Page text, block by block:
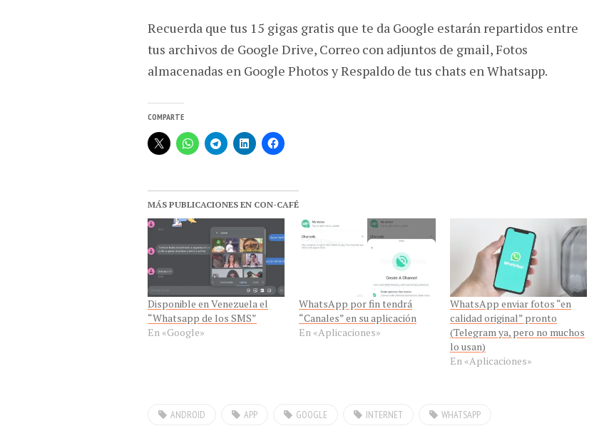
Recuerda que tus 15 gigas gratis que te da Google estarán repartidos entre
tus archivos de Google Drive, Correo con adjuntos de gmail, Fotos
almacenadas en Google Photos y Respaldo de tus chats en Whatsapp.
COMPARTE
MÁS PUBLICACIONES EN CON-CAFÉ
Disponible en Venezuela el
“Whatsapp de los SMS”
En «Google»
WhatsApp por fin tendrá
“Canales” en su aplicación
En «Aplicaciones»
WhatsApp enviar fotos “en
calidad original” pronto
(Telegram ya, pero no muchos
lo usan)
En «Aplicaciones»
ANDROID APP GOOGLE INTERNET WHATSAPP